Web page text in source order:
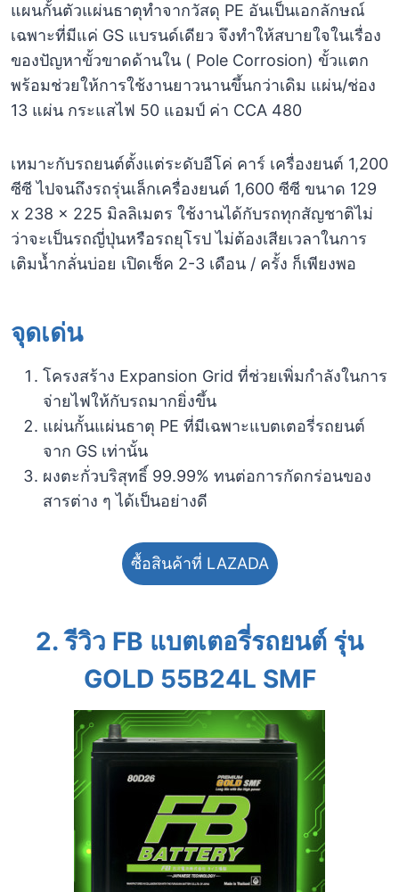
แผนกั้นตัวแผ่นธาตุทำจากวัสดุ PE อันเป็นเอกลักษณ์
เฉพาะที่มีแค่ GS แบรนด์เดียว จึงทำให้สบายใจในเรื่อง
ของปัญหาขั้วขาดด้านใน ( Pole Corrosion) ขั้วแตก
พร้อมช่วยให้การใช้งานยาวนานขึ้นกว่าเดิม แผ่น/ช่อง
13 แผ่น กระแสไฟ 50 แอมป์ ค่า CCA 480
เหมาะกับรถยนต์ตั้งแต่ระดับอีโค่ คาร์ เครื่องยนต์ 1,200
ซีซี ไปจนถึงรถรุ่นเล็กเครื่องยนต์ 1,600 ซีซี ขนาด 129
x 238 x 225 มิลลิเมตร ใช้งานได้กับรถทุกสัญชาติไม่
ว่าจะเป็นรถญี่ปุ่นหรือรถยุโรป ไม่ต้องเสียเวลาในการ
เติมน้ำกลั่นบ่อย เปิดเช็ค 2-3 เดือน / ครั้ง ก็เพียงพอ
จุดเด่น
โครงสร้าง Expansion Grid ที่ช่วยเพิ่มกำลังในการ
จ่ายไฟให้กับรถมากยิ่งขึ้น
แผ่นกั้นแผ่นธาตุ PE ที่มีเฉพาะแบตเตอรี่รถยนต์
จาก GS เท่านั้น
ผงตะกั่วบริสุทธิ์ 99.99% ทนต่อการกัดกร่อนของ
สารต่าง ๆ ได้เป็นอย่างดี
ซื้อสินค้าที่ LAZADA
2.รีวิว FB แบตเตอรี่รถยนต์ รุ่น
GOLD 55B24L SMF